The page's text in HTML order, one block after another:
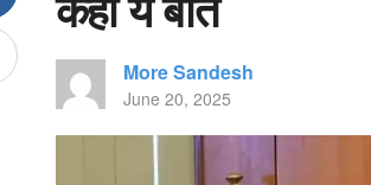
More Sandesh
June 20, 2025